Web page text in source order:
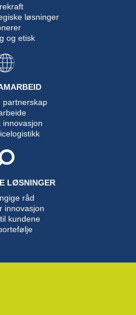
løsninger
og etisk
partnerskap
innovasjon
LØSNINGER
råd
innovasjon
kundene